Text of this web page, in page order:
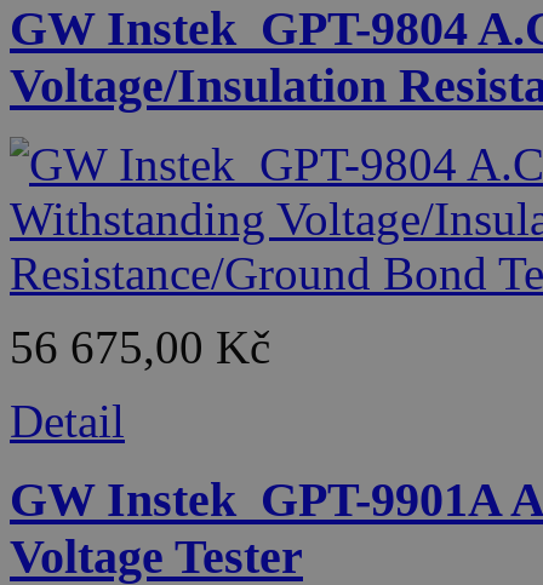
GW Instek_GPT-9804
Voltage/Insulation
56 675,00 Kč
Detail
GW Instek_GPT-9901A
Voltage Tester